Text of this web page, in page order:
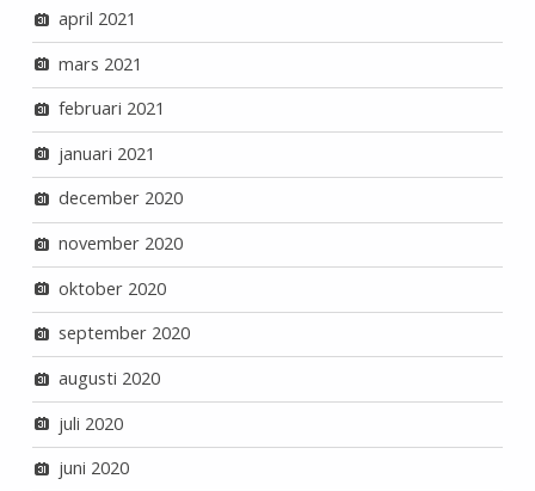
april 2021
mars 2021
februari 2021
januari 2021
december 2020
november 2020
oktober 2020
september 2020
augusti 2020
juli 2020
juni 2020